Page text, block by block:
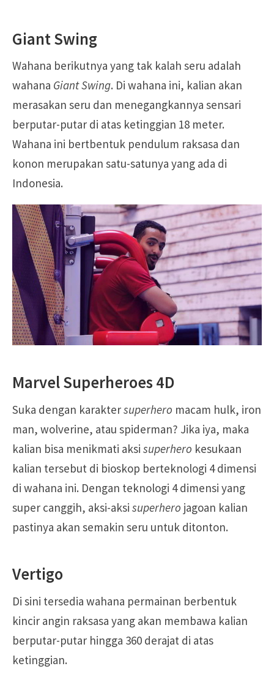
Giant Swing
Wahana berikutnya yang tak kalah seru adalah
wahana Giant Swing. Di wahana ini, kalian akan
merasakan seru dan menegangkannya sensari
berputar-putar di atas ketinggian 18 meter.
Wahana ini bertbentuk pendulum raksasa dan
konon merupakan satu-satunya yang ada di
Indonesia.
Marvel Superheroes 4D
Suka dengan karaktersuperhero macam hulk, iron
man, wolverine, atau spiderman? Jika iya, maka
kalian bisa menikmati aksi superhero kesukaan
kalian tersebut di bioskop berteknologi 4 dimensi
di wahana ini. Dengan teknologi 4 dimensi yang
super canggih, aksi-aksi superhero jagoan kalian
pastinya akan semakin seru untuk ditonton.
Vertigo
Di sini tersedia wahana permainan berbentuk
kincir angin raksasa yang akan membawa kalian
berputar-putar hingga 360 derajat di atas
ketinggian.